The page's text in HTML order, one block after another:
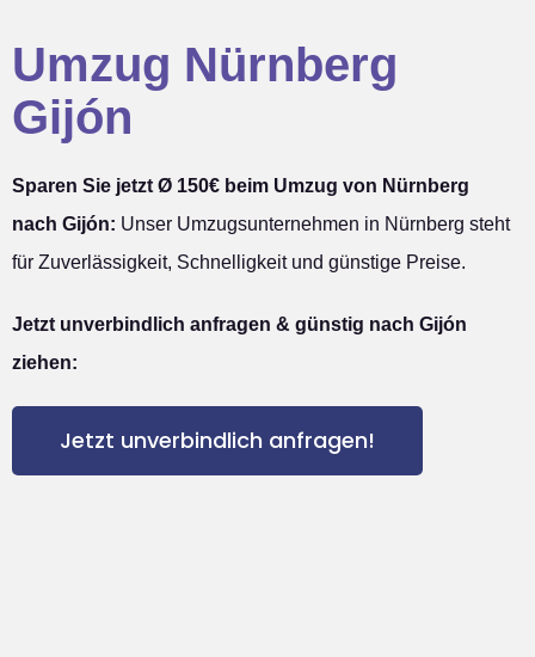
Umzug Nürnberg
Gijón
Sparen Sie jetzt Ø 150€ beim Umzug von Nürnberg
nach Gijón: Unser Umzugsunternehmen in Nürnberg steht
für Zuverlässigkeit, Schnelligkeit und günstige Preise.
Jetzt unverbindlich anfragen & günstig nach Gijón
ziehen:
Jetzt unverbindlich anfragen!